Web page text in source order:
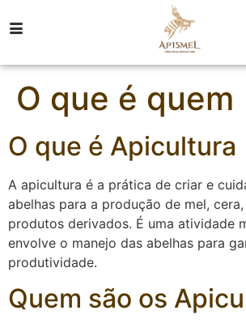
O que é quem
O que é Apicultura
A apicultura é a prática de criar e
abelhas para a produção de mel,
produtos derivados. É uma atividade
envolve o manejo das abelhas para
produtividade.
Quem são os